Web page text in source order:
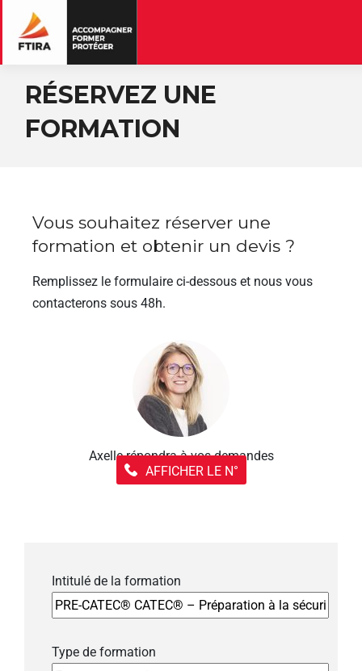
RÉSERVEZ UNE
FORMATION
Vous souhaitez réserver une
formation et obtenir un devis ?
Remplissez le formulaire ci-dessous et nous vous
contacterons sous 48h.
Axelle répondra à vos demandes
AFFICHER LE N°
Intitulé de la formation
Type de formation